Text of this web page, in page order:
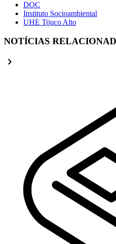
DOC
Instituto Socioambiental
UHE Tijuco Alto
NOTÍCIAS